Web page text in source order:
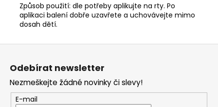
Způsob použití: dle potřeby aplikujte na rty. Po
aplikaci balení dobře uzavřete a uchovávejte mimo
dosah dětí.
Z
Odebírat newsletter
Nezmeškejte žádné novinky či slevy!
E-mail